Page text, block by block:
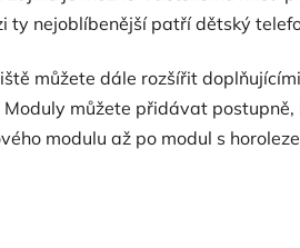
ty nejoblíbenější patří dětský
můžete dále rozšířit
můžete přidávat
modulu až po modul s